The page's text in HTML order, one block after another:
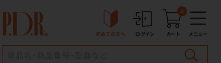
初めての方へ ログイン カート
0
メニュー